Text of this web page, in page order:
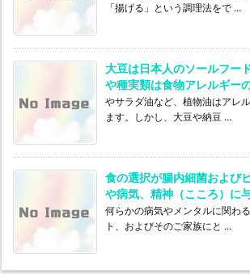
「揚げる」という調理法をで ...
大豆は日本人のソールフー
や種実類は食物アレルギー
やサラダ油など、植物油はアレ
ます。しかし、大豆や納豆 ...
食の選択が腸内細菌および
や病気、精神（こころ）に
何らかの病気やメンタルに関わ
ト、およびそのご家族にと ...